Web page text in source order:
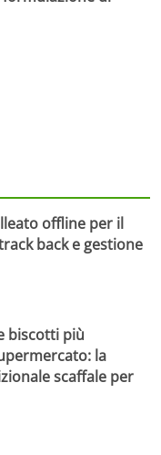
offline per il
back e gestione
biscotti più
la
scaffale per